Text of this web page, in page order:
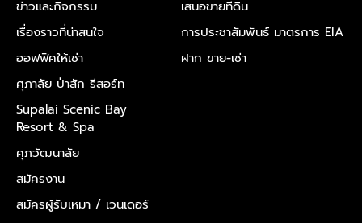
ข่าวและกิจกรรม
เรื่องราวที่น่าสนใจ
ออฟฟิศให้เช่า
ศุภาลัย ป่าสัก รีสอร์ท
Supalai Scenic Bay
Resort & Spa
ศุภวัฒนาลัย
สมัครงาน
สมัครผู้รับเหมา / เวนเดอร์
เสนอขายที่ดิน
การประชาสัมพันธ์ มาตรการ EIA
ฝาก ขาย-เช่า